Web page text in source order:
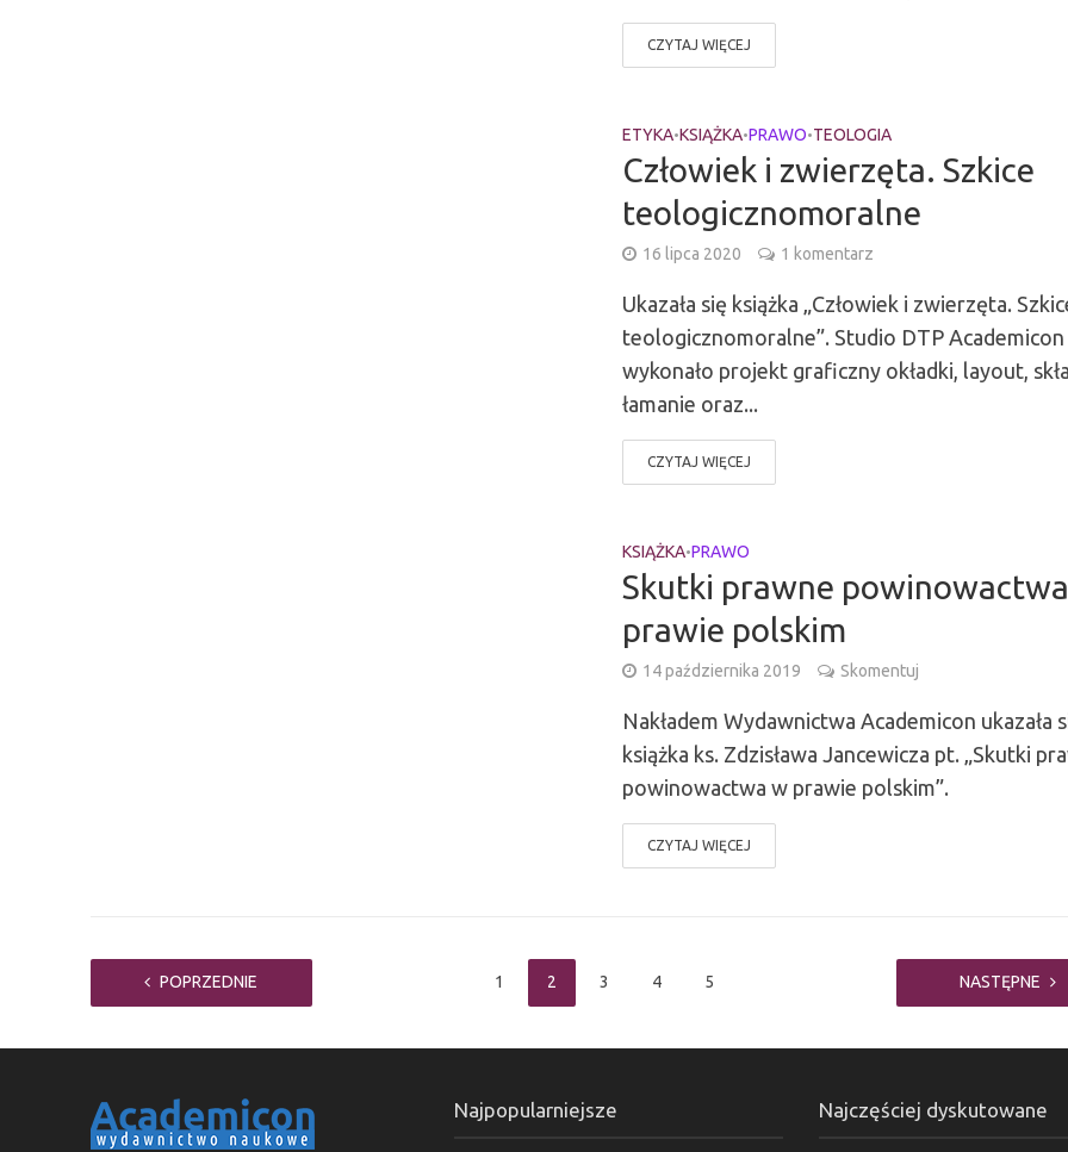
CZYTAJ WIĘCEJ
ETYKA•KSIĄŻKA•PRAWO•TEOLOGIA
Człowiek i zwierzęta. Szkice
teologicznomoralne
16 lipca 2020 1 komentarz
Ukazała się książka „Człowiek i zwierzęta.
teologicznomoralne”. Studio DTP Academicon
wykonało projekt graficzny okładki, layout,
łamanie oraz...
CZYTAJ WIĘCEJ
KSIĄŻKA•PRAWO
Skutki prawne
prawie polskim
14 października 2019 Skomentuj
Nakładem Wydawnictwa Academicon ukazała
książka ks. Zdzisława Jancewicza pt. „Skutki
powinowactwa w prawie polskim”.
CZYTAJ WIĘCEJ
POPRZEDNIE 1 2 3 4 5 NASTĘPNE
Najpopularniejsze Najczęściej dyskutowane